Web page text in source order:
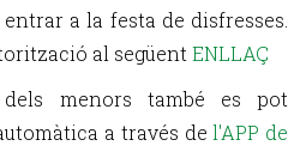
a la festa de disfresses.
al següent ENLLAÇ
dels menors també es pot
a través del'APP de